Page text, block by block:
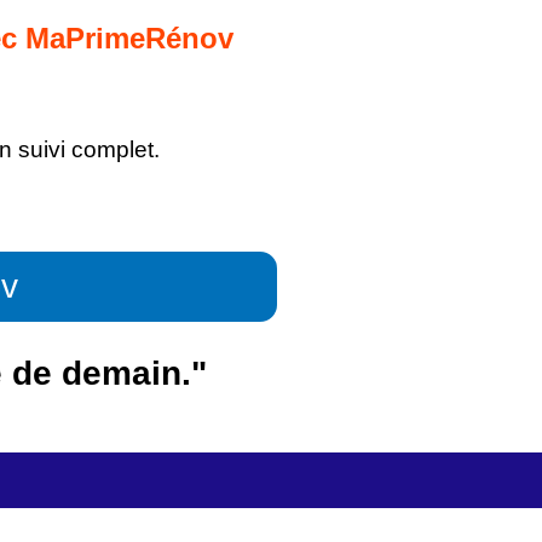
MaPrimeRénov
suivi complet.
demain."